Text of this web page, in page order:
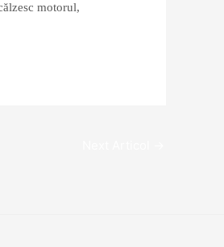
motorul,